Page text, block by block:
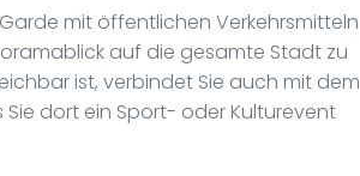
mit öffentlichen Verkehrsmitteln
auf die gesamte Stadt zu
ist, verbindet Sie auch mit dem
dort ein Sport- oder Kulturevent